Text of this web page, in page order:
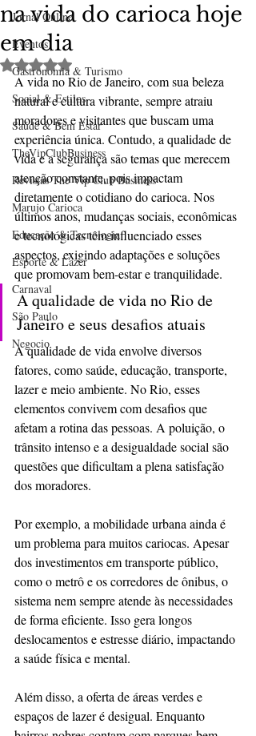
Jornal Online
Eventos
Gastronomia & Turismo
Social & Estilos
Saúde & Bem Estar
TheVipClubBusiness
Revistas The Vip Club Business
Marujo Carioca
Educação & Tecnologia
Esporte & Lazer
Carnaval
São Paulo
Negocio
na vida do carioca hoje
em dia
Avaliado com NaN de 5 estrelas.
A vida no Rio de Janeiro, com sua beleza
natural e cultura vibrante, sempre atraiu
moradores e visitantes que buscam uma
experiência única. Contudo, a qualidade de
vida e a segurança são temas que merecem
atenção constante, pois impactam
diretamente o cotidiano do carioca. Nos
últimos anos, mudanças sociais, econômicas
e tecnológicas têm influenciado esses
aspectos, exigindo adaptações e soluções
que promovam bem-estar e tranquilidade.
A qualidade de vida no Rio de
Janeiro e seus desafios atuais
A qualidade de vida envolve diversos
fatores, como saúde, educação, transporte,
lazer e meio ambiente. No Rio, esses
elementos convivem com desafios que
afetam a rotina das pessoas. A poluição, o
trânsito intenso e a desigualdade social são
questões que dificultam a plena satisfação
dos moradores.
Por exemplo, a mobilidade urbana ainda é
um problema para muitos cariocas. Apesar
dos investimentos em transporte público,
como o metrô e os corredores de ônibus, o
sistema nem sempre atende às necessidades
de forma eficiente. Isso gera longos
deslocamentos e estresse diário, impactando
a saúde física e mental.
Além disso, a oferta de áreas verdes e
espaços de lazer é desigual. Enquanto